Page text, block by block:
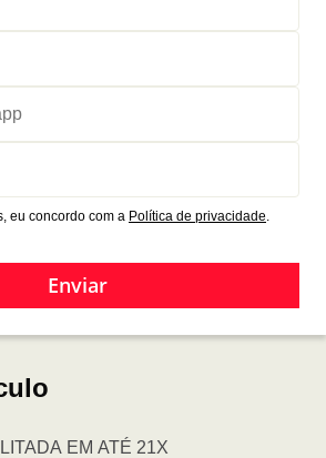
EM ATÉ 21X
eu concordo com a Política de privacidade
Enviar